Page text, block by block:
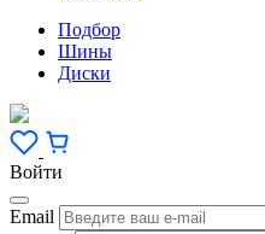
Подбор
Шины
Диски
Войти
Email